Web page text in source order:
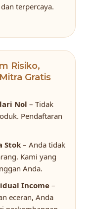
terpercaya.
Risiko,
Gratis
Nol – Tidak
Pendaftaran
Stok – Anda tidak
Kami yang
Anda.
Income –
eceran, Anda